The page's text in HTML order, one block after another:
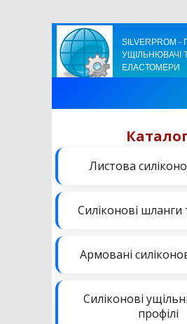
SILVERPROM
УЩІЛЬНЮВАЧІ
ЕЛАСТОМЕРИ
Листова
Силіконові шланги
Армовані
Силіконові
профілі